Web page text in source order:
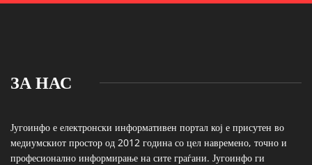
ЗА НАС
Југоинфо е електронски информативен портал кој е присутен во
медиумскиот простор од 2012 година со цел навремено, точно и
професионално информирање на сите граѓани. Југоинфо ги